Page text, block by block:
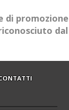
di promozione
dal